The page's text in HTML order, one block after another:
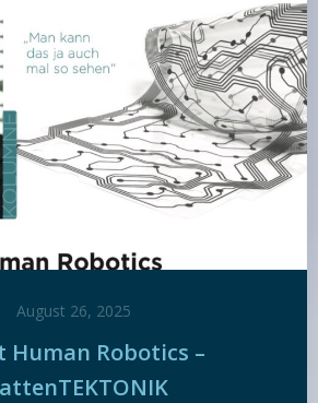
August 26, 2025
Human Robotics –